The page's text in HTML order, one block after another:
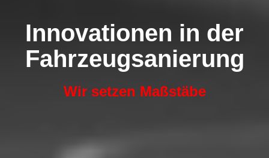
Innovationen in der
Fahrzeugsanierung
Wir setzen Maßstäbe